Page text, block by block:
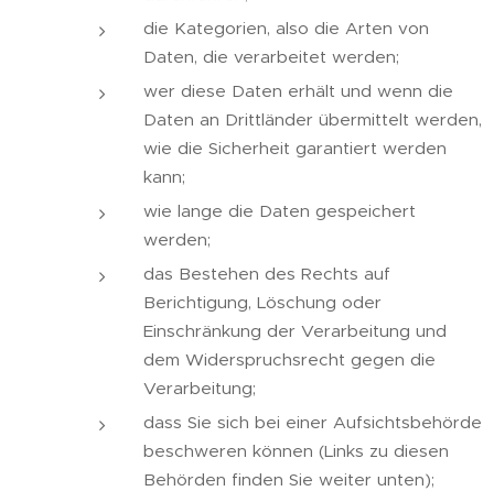
die Kategorien, also die Arten von
Daten, die verarbeitet werden;
wer diese Daten erhält und wenn die
Daten an Drittländer übermittelt werden,
wie die Sicherheit garantiert werden
kann;
wie lange die Daten gespeichert
werden;
das Bestehen des Rechts auf
Berichtigung, Löschung oder
Einschränkung der Verarbeitung und
dem Widerspruchsrecht gegen die
Verarbeitung;
dass Sie sich bei einer Aufsichtsbehörde
beschweren können (Links zu diesen
Behörden finden Sie weiter unten);